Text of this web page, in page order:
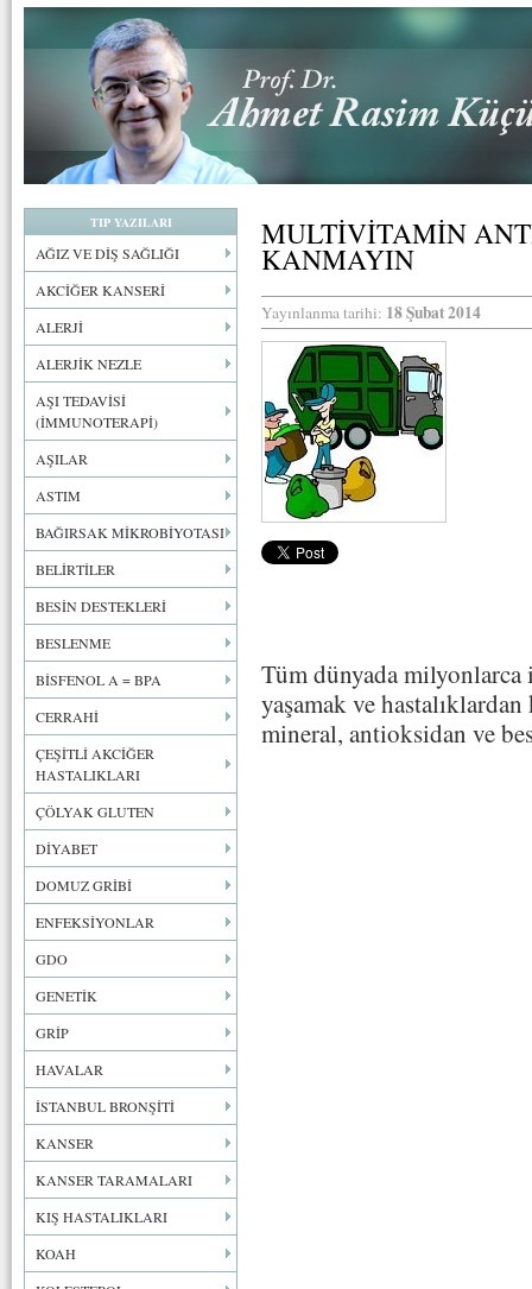
TIP YAZILARI
AĞIZ VE DİŞ SAĞLIĞI
AKCİĞER KANSERİ
ALERJİ
ALERJİK NEZLE
AŞI TEDAVİSİ
(İMMUNOTERAPİ)
AŞILAR
ASTIM
BAĞIRSAK MİKROBİYOTASI
BELİRTİLER
BESİN DESTEKLERİ
BESLENME
BİSFENOL A = BPA
CERRAHİ
ÇEŞİTLİ AKCİĞER
HASTALIKLARI
ÇÖLYAK GLUTEN
DİYABET
DOMUZ GRİBİ
ENFEKSİYONLAR
GDO
GENETİK
GRİP
HAVALAR
İSTANBUL BRONŞİTİ
KANSER
KANSER TARAMALARI
KIŞ HASTALIKLARI
KOAH
MULTİVİTAMİN
KANMAYIN
Yayınlanma tarihi: 18 Şubat 2014
Tüm dünyada milyonlarca
yaşamak ve
mineral, antioksidan ve